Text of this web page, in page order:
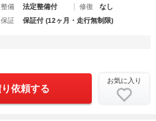
整備
法定整備付 修復
なし
保証
保証付 (12ヶ月・走行無制限)
依頼する
お気に入り